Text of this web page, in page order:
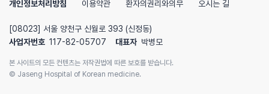
개인정보처리방침 이용약관 환자의권리와의무 오시는 길
[08023] 서울 양천구 신월로 393 (신정동)
사업자번호 117-82-05707 대표자 박병모
본 사이트의 모든 컨텐츠는 저작권법에 따른 보호를 받습니다.
© Jaseng Hospital of Korean medicine.